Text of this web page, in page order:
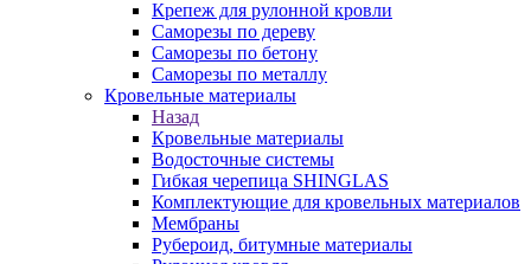
Крепеж для рулонной кровли
Саморезы по дереву
Саморезы по бетону
Саморезы по металлу
Кровельные материалы
Назад
Кровельные материалы
Водосточные системы
Гибкая черепица SHINGLAS
Комплектующие для кровельных материалов
Мембраны
Рубероид, битумные материалы